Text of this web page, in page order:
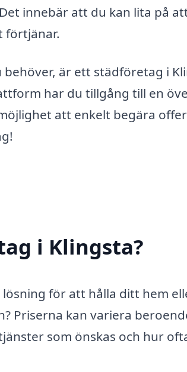
innebär att du kan lita på
förtjänar.
är ett städföretag i
har du tillgång till en
att enkelt begära
i Klingsta?
för att hålla ditt hem
Priserna kan variera
som önskas och hur